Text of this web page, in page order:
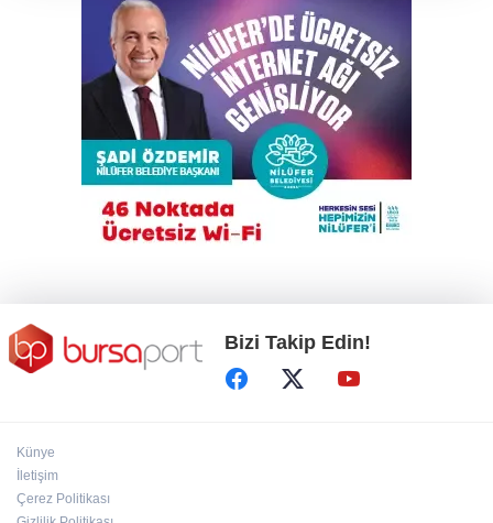
Cansever hayatını kaybetti
'Çerçeve Yasa' teklifi komisyondan geçti,
gözler Genel Kurul'da
İnegöl'de orman yangını; Havadan ve karadan
müdahale başlatıldı
Bizi Takip Edin!
Künye
İletişim
Çerez Politikası